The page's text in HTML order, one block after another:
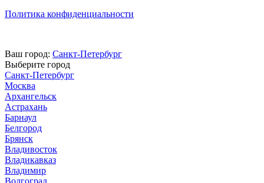
Политика конфиденциальности
Ваш город: Санкт-Петербург
Выберите город
Санкт-Петербург
Москва
Архангельск
Астрахань
Барнаул
Белгород
Брянск
Владивосток
Владикавказ
Владимир
Волгоград